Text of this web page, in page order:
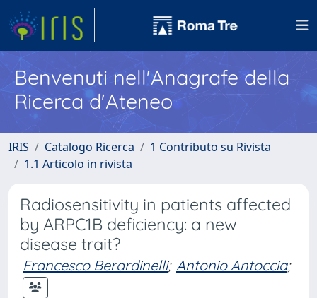
Benvenuti nell'Anagrafe della
Ricerca d'Ateneo
IRIS Catalogo Ricerca
1 Contributo su Rivista
1.1 Articolo in rivista
Radiosensitivity in patients affected
by ARPC1B deficiency: a new
disease trait?
Francesco Berardinelli; Antonio Antoccia;